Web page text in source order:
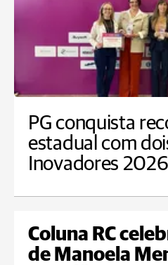
PG conquista
estadual com
Inovadores 2026
Coluna RC
de Manoela